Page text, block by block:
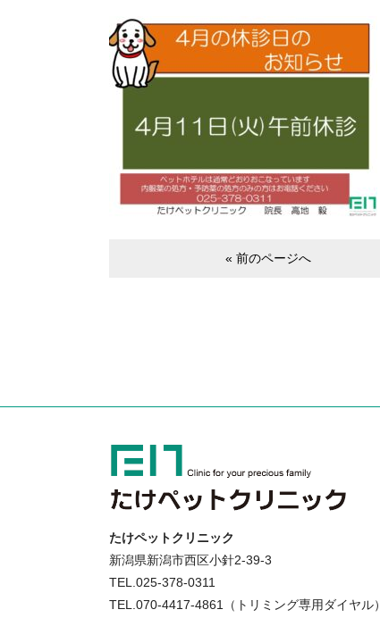
« 前のページへ
たけペットクリニック
新潟県新潟市西区小針2-39-3
TEL.025-378-0311
TEL.070-4417-4861（トリミング専用ダイヤル）